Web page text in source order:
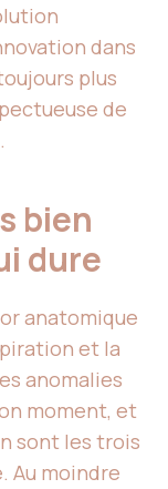
dans
plus
de
bien
dure
anatomique
et la
anomalies
moment, et
sont les trois
Au moindre